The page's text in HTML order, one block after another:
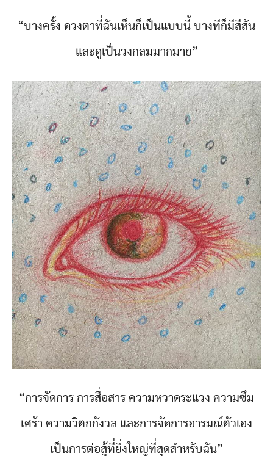
“บางครั้ง ดวงตาที่ฉันเห็นก็เป็นแบบนี้ บางทีก็มีสีสัน
และดูเป็นวงกลมมากมาย”
“การจัดการ การสื่อสาร ความหวาดระแวง ความซึม
เศร้า ความวิตกกังวล และการจัดการอารมณ์ตัวเอง
เป็นการต่อสู้ที่ยิ่งใหญ่ที่สุดสำหรับฉัน”